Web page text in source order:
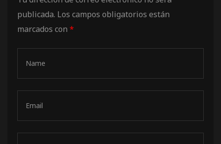
publicada. Los campos obligatorios están
marcados con *